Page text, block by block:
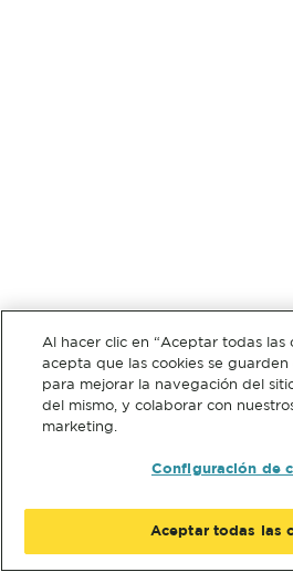
Al hacer clic en “Aceptar todas las
acepta que las cookies se
para mejorar la navegación del
del mismo, y colaborar con
marketing.
Configuración de
Aceptar todas las